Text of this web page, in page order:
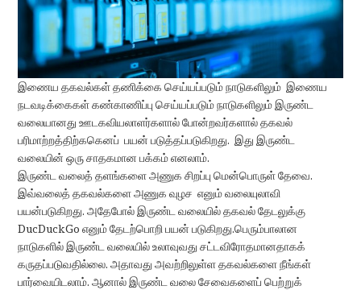
இணைய தகவல்கள் தணிக்கை செய்யப்படும் நாடுகளிலும் இணைய
நடவடிக்கைகள் கண்காணிப்பு செய்யப்படும் நாடுகளிலும் இருண்ட
வலையானது ஊடகவியலாளர்களால் போன்றவர்களால் தகவல்
பரிமாற்றத்திற்ககெனப் பயன் படுத்தப்படுகிறது. இது இருண்ட
வலையின் ஒரு சாதகமான பக்கம் எனலாம்.
இருண்ட வலைத் தளங்களை அணுக சிறப்பு மென்பொருள் தேவை.
இவ்வலைத் தகவல்களை அணுக வுழச எனும் வலையுலாவி
பயன்படுகிறது. அதேபோல் இருண்ட வலையில் தகவல் தேடலுக்கு
DucDuckGo எனும் தேடற்பொறி பயன் படுகிறது.பெரும்பாலான
நாடுகளில் இருண்ட வலையில் உலாவுவது சட்டவிரோதமானதாகக்
கருதப்படுவதில்லை. அதாவது அவற்றிலுள்ள தகவல்களை நீங்கள்
பார்வையிடலாம். ஆனால் இருண்ட வலை சேவைகளைப் பெற்றுக்